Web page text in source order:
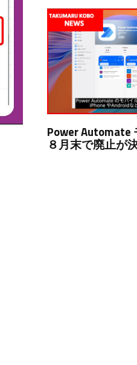
Power Automate
８月末で廃止が